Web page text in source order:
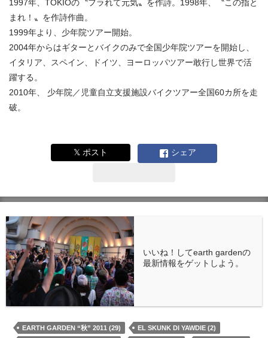
1997年、TOKIOの〝フラれて元気〟を作詩。1998年、〝この指と
まれ！〟を作詩作曲。
1999年より、少年院ツアー開始。
2004年からはギターとバイクのみで全国少年院ツアーを開始し、
イタリア、スペイン、ドイツ、ヨーロッパツアー敢行し世界で活
躍する。
2010年、 少年院／児童自立支援施設バイクツアー全国60カ所を走
破。
𝕏 ポスト シェア
いいね！してearth gardenの
最新情報をゲットしよう。
EARTH GARDEN “秋” 2011 (29)
EL SKUNK DI YAWDIE (2)